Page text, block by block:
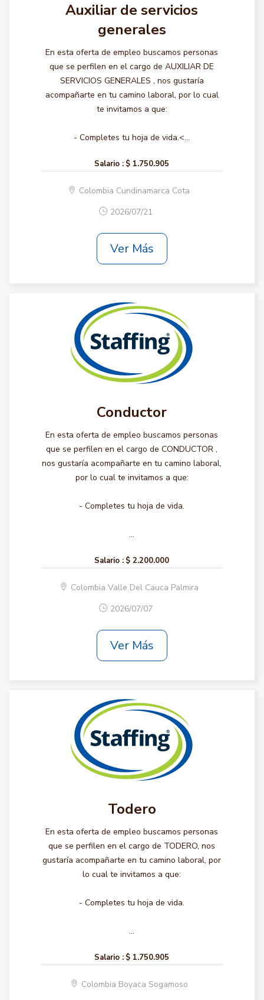
Auxiliar de servicios
generales
En esta oferta de empleo buscamos personas
que se perfilen en el cargo de AUXILIAR DE
SERVICIOS GENERALES , nos gustaría
acompañarte en tu camino laboral, por lo cual
te invitamos a que:
- Completes tu hoja de vida.<...
Salario : $ 1.750.905
Colombia Cundinamarca Cota
2026/07/21
Ver Más
Conductor
En esta oferta de empleo buscamos personas
que se perfilen en el cargo de CONDUCTOR ,
nos gustaría acompañarte en tu camino laboral,
por lo cual te invitamos a que:
- Completes tu hoja de vida.
...
Salario : $ 2.200.000
Colombia Valle Del Cauca Palmira
2026/07/07
Ver Más
Todero
En esta oferta de empleo buscamos personas
que se perfilen en el cargo de TODERO, nos
gustaría acompañarte en tu camino laboral, por
lo cual te invitamos a que:
- Completes tu hoja de vida.
...
Salario : $ 1.750.905
Colombia Boyaca Sogamoso